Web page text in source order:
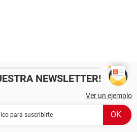
NEWSLETTER!
Ver un ejemplo